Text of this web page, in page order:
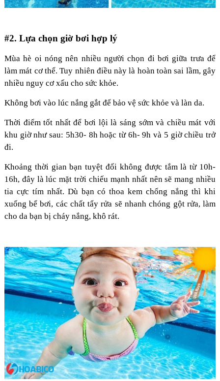
#2. Lựa chọn giờ bơi hợp lý
Mùa hè oi nóng nên nhiều người chọn đi bơi giữa trưa để
làm mát cơ thể. Tuy nhiên điều này là hoàn toàn sai lầm, gây
nhiều nguy cơ xấu cho sức khỏe.
Không bơi vào lúc nắng gắt để bảo vệ sức khỏe và làn da.
Thời điểm tốt nhất để bơi lội là sáng sớm và chiều mát với
khu giờ như sau: 5h30- 8h hoặc từ 6h- 9h và 5 giờ chiều trở
đi.
Khoảng thời gian bạn tuyệt đối không được tắm là từ 10h-
16h, đây là lúc mặt trời chiếu mạnh nhất nên sẽ mang nhiều
tia cực tím nhất. Dù bạn có thoa kem chống nắng thì khi
xuống bể bơi, các chất tẩy rửa sẽ nhanh chóng gột rửa, làm
cho da bạn bị cháy nắng, khô rát.